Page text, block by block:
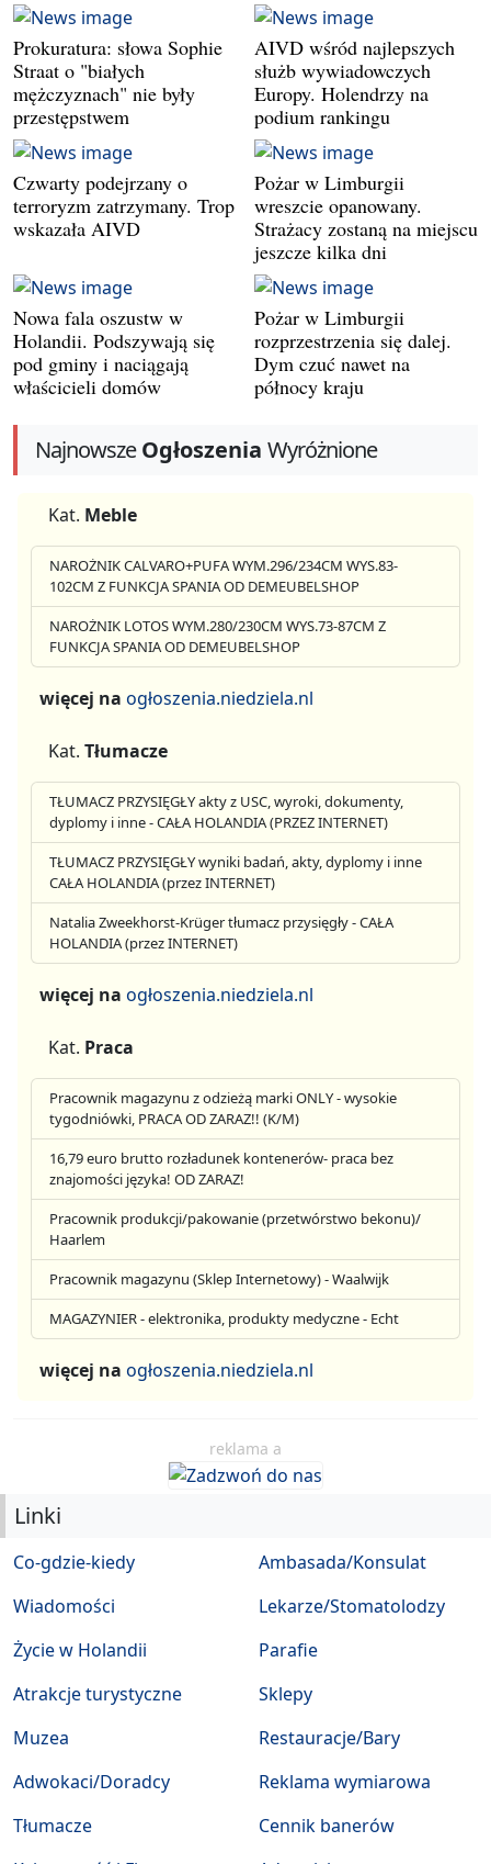
Prokuratura: słowa Sophie
Straat o "białych
mężczyznach" nie były
przestępstwem
AIVD wśród najlepszych
służb wywiadowczych
Europy. Holendrzy na
podium rankingu
Czwarty podejrzany o
terroryzm zatrzymany. Trop
wskazała AIVD
Pożar w Limburgii
wreszcie opanowany.
Strażacy zostaną na miejscu
jeszcze kilka dni
Nowa fala oszustw w
Holandii. Podszywają się
pod gminy i naciągają
właścicieli domów
Pożar w Limburgii
rozprzestrzenia się dalej.
Dym czuć nawet na
północy kraju
NajnowszeOgłoszenia Wyróżnione
Kat. Meble
NAROŻNIK CALVARO+PUFA WYM.296/234CM WYS.83-
102CM Z FUNKCJA SPANIA OD DEMEUBELSHOP
NAROŻNIK LOTOS WYM.280/230CM WYS.73-87CM Z
FUNKCJA SPANIA OD DEMEUBELSHOP
więcej na ogłoszenia.niedziela.nl
Kat. Tłumacze
TŁUMACZ PRZYSIĘGŁY akty z USC, wyroki, dokumenty,
dyplomy i inne - CAŁA HOLANDIA (PRZEZ INTERNET)
TŁUMACZ PRZYSIĘGŁY wyniki badań, akty, dyplomy i inne
CAŁA HOLANDIA (przez INTERNET)
Natalia Zweekhorst-Krüger tłumacz przysięgły - CAŁA
HOLANDIA (przez INTERNET)
więcej na ogłoszenia.niedziela.nl
Kat. Praca
Pracownik magazynu z odzieżą marki ONLY - wysokie
tygodniówki, PRACA OD ZARAZ!! (K/M)
16,79 euro brutto rozładunek kontenerów- praca bez
znajomości języka! OD ZARAZ!
Pracownik produkcji/pakowanie (przetwórstwo bekonu)/
Haarlem
Pracownik magazynu (Sklep Internetowy) - Waalwijk
MAGAZYNIER - elektronika, produkty medyczne - Echt
więcej na ogłoszenia.niedziela.nl
reklama a
Linki
Co-gdzie-kiedy
Wiadomości
Życie w Holandii
Atrakcje turystyczne
Muzea
Ambasada/Konsulat
Lekarze/Stomatolodzy
Parafie
Sklepy
Restauracje/Bary
Adwokaci/Doradcy
Tłumacze
Reklama wymiarowa
Cennik banerów